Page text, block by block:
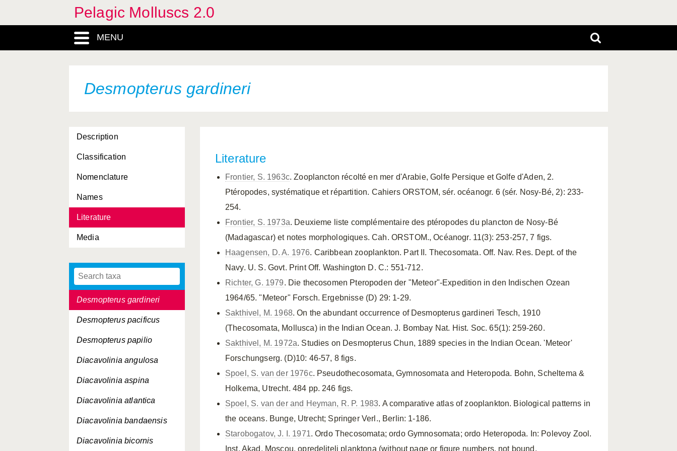
Pelagic Molluscs 2.0
MENU
Desmopterus gardineri
Description
Classification
Nomenclature
Names
Literature
Media
Corolla ovata
Corolla spectabilis
crassa
Creseis bulgia
atlantica
Cymbulia parvidentata
Cymbulia peroni minor
Cymbulia sibogae
danae
Desmopterus gardineri
Desmopterus pacificus
Desmopterus papilio
Diacavolinia angulosa
Diacavolinia aspina
Diacavolinia atlantica
Diacavolinia bandaensis
Diacavolinia bicornis
Literature
Frontier, S. 1963c. Zooplancton récolté en mer d'Arabie, Golfe Persique et Golfe d'Aden, 2.
Ptéropodes, systématique et répartition. Cahiers ORSTOM, sér. océanogr. 6 (sér. Nosy-Bé, 2): 233-
254.
Frontier, S. 1973a. Deuxieme liste complémentaire des ptéropodes du plancton de Nosy-Bé
(Madagascar) et notes morphologiques. Cah. ORSTOM., Océanogr. 11(3): 253-257, 7 figs.
Haagensen, D. A. 1976. Caribbean zooplankton. Part II. Thecosomata. Off. Nav. Res. Dept. of the
Navy. U. S. Govt. Print Off. Washington D. C.: 551-712.
Richter, G. 1979. Die thecosomen Pteropoden der "Meteor"-Expedition in den Indischen Ozean
1964/65. "Meteor" Forsch. Ergebnisse (D) 29: 1-29.
Sakthivel, M. 1968. On the abundant occurrence of Desmopterus gardineri Tesch, 1910
(Thecosomata, Mollusca) in the Indian Ocean. J. Bombay Nat. Hist. Soc. 65(1): 259-260.
Sakthivel, M. 1972a. Studies on Desmopterus Chun, 1889 species in the Indian Ocean. 'Meteor'
Forschungserg. (D)10: 46-57, 8 figs.
Spoel, S. van der 1976c. Pseudothecosomata, Gymnosomata and Heteropoda. Bohn, Scheltema &
Holkema, Utrecht. 484 pp. 246 figs.
Spoel, S. van der and Heyman, R. P. 1983. A comparative atlas of zooplankton. Biological patterns in
the oceans. Bunge, Utrecht; Springer Verl., Berlin: 1-186.
Starobogatov, J. I. 1971. Ordo Thecosomata; ordo Gymnosomata; ordo Heteropoda. In: Polevoy Zool.
Inst. Akad. Moscou. opredeliteli planktona (without page or figure numbers, not bound,